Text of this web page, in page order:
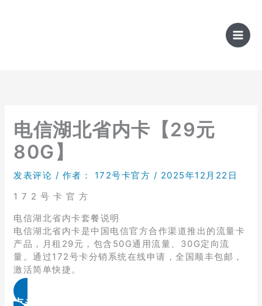
电信湖北省内卡【29元
80G】
发表评论 / 作者： 172号卡官方 / 2025年12月22日
1 7 2 号 卡 官 方
电信湖北省内卡套餐说明
电信湖北省内卡是中国电信官方合作渠道推出的流量卡
产品，月租29元，包含50G通用流量、30G定向流
量。通过172号卡分销系统在线申请，全国顺丰包邮，
激活简单快捷。
点击免费领取